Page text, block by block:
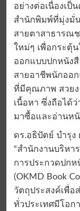
อย่างต่อเนื่องเป็
สำนักพิมพ์ที่มุ่งมั่
สายตาสาธารณ
ใหม่ๆ เพื่อกระตุ้
ออกแบบปกหนัง
สายอาชีพนักออ
ที่มีคุณภาพ สวยง
เนื้อหา ซึ่งถือได้
มาซื้อและอ่านห
ดร.อธิปัตย์ บำรุง
“สำนักงานบริห
การประกวดปกห
(OKMD Book
วัตถุประสงค์เพื่
ทั่วประเทศมีโอก